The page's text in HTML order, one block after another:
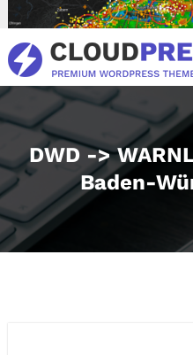
Inhalt
springen
DWD ->
Baden-